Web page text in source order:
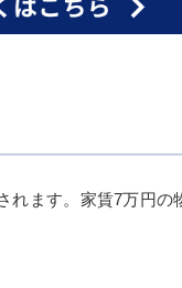
れます。家賃7万円の